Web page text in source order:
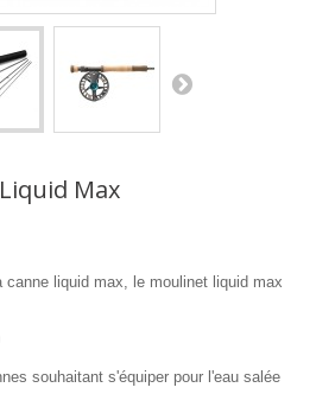
Max
canne liquid max, le moulinet liquid max
souhaitant s'équiper pour l'eau salée